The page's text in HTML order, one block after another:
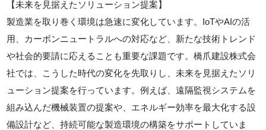
【未来を見据えたソリューション提案】
製造業を取り巻く環境は急速に変化しています。IoTやAIの活
用、カーボンニュートラルへの対応など、新たな技術トレンド
や社会的要請に応えることも重要な課題です。橋爪建設株式会
社では、こうした時代の変化を先取りし、未来を見据えたソリ
ューション提案を行っています。例えば、遠隔監視システムを
組み込んだ機械装置の提案や、エネルギー効率を最大化する設
備設計など、持続可能な製造環境の構築をサポートしていま